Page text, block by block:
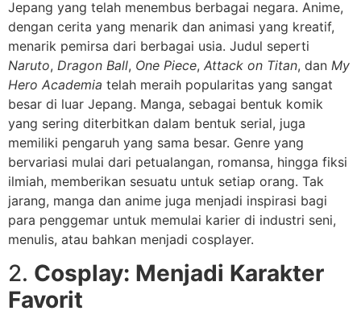
Jepang yang telah menembus berbagai negara. Anime,
dengan cerita yang menarik dan animasi yang kreatif,
menarik pemirsa dari berbagai usia. Judul seperti
Naruto, Dragon Ball, One Piece, Attack on Titan, dan My
Hero Academia telah meraih popularitas yang sangat
besar di luar Jepang. Manga, sebagai bentuk komik
yang sering diterbitkan dalam bentuk serial, juga
memiliki pengaruh yang sama besar. Genre yang
bervariasi mulai dari petualangan, romansa, hingga fiksi
ilmiah, memberikan sesuatu untuk setiap orang. Tak
jarang, manga dan anime juga menjadi inspirasi bagi
para penggemar untuk memulai karier di industri seni,
menulis, atau bahkan menjadi cosplayer.
2. Cosplay: Menjadi Karakter
Favorit